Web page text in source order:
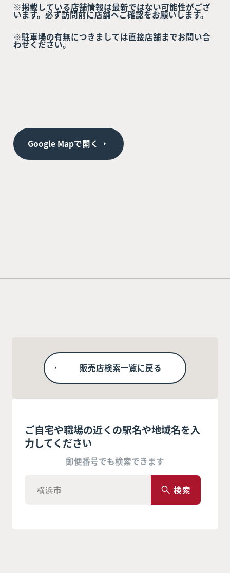
※掲載している店舗情報は最新ではない可能性がござ
います。必ず訪問前に店舗へご確認をお願いします。
※駐車場の有無につきましては直接店舗までお問い合
わせください。
Google Mapで開く
販売店検索一覧に戻る
ご自宅や職場の近くの駅名や地域名を入
力してください
郵便番号でも検索できます
検索